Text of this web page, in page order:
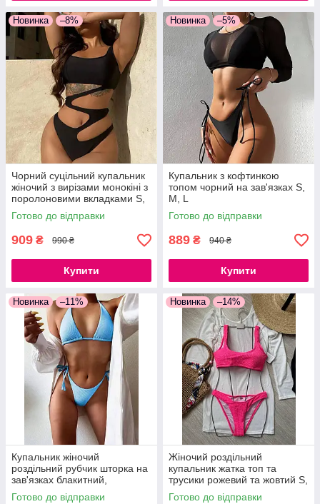
Новинка –8%
Чорний суцільний купальник
жіночий з вирізами монокіні з
поролоновими вкладками S,
M, L
Готово до відправки
909 ₴ 990 ₴
Купити
Новинка –5%
Купальник з кофтинкою
топом чорний на зав'язках S,
M, L
Готово до відправки
889 ₴ 940 ₴
Купити
Новинка –11%
Купальник жіночий
роздільний рубчик шторка на
зав'язках блакитний,
бузковий, чорний S, M, L
Готово до відправки
Новинка –14%
Жіночий роздільний
купальник жатка топ та
трусики рожевий та жовтий S,
M, L
Готово до відправки